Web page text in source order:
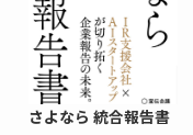
さよなら 統合報告書